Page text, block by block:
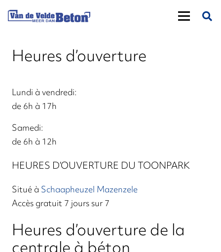
Heures d’ouverture
Lundi à vendredi:
de 6h à 17h
Samedi:
de 6h à 12h
HEURES D’OUVERTURE DU TOONPARK
Situé àSchaapheuzel Mazenzele
Accès gratuit 7 jours sur 7
Heures d’ouverture de la